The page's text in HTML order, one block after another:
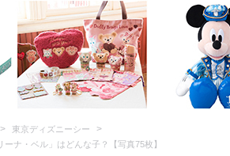
> 東京ディズニーシー >
ナ・ベル」はどんな子？【写真75枚】